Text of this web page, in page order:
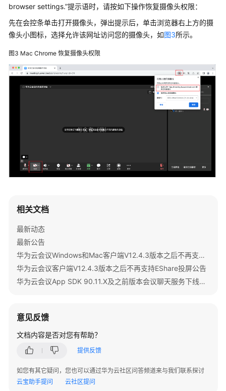
议
用
户
指
开
佳
实
常
问
题
产
规
资
源
购
账
browser settings.”提示语时，请按如下操作恢复摄像头权限：
先在会控条单击打开摄像头，弹出提示后，单击浏览器右上方的摄
像头小图标，选择允许该网址访问您的摄像头，如图3所示。
图3 Mac Chrome 恢复摄像头权限
相关文档
最新动态
最新公告
华为云会议Windows和Mac客户端V12.4.3版本之后不再支持IdeaShare投屏公告
华为云会议客户端V12.4.3版本之后不再支持EShare投屏公告
华为云会议App SDK 90.11.X及之前版本会议聊天服务下线公告
意见反馈
文档内容是否对您有帮助？
提供反馈
如您有其它疑问，您也可以通过华为云社区问答频道来与我们联系探讨
云宝助手提问
云社区提问